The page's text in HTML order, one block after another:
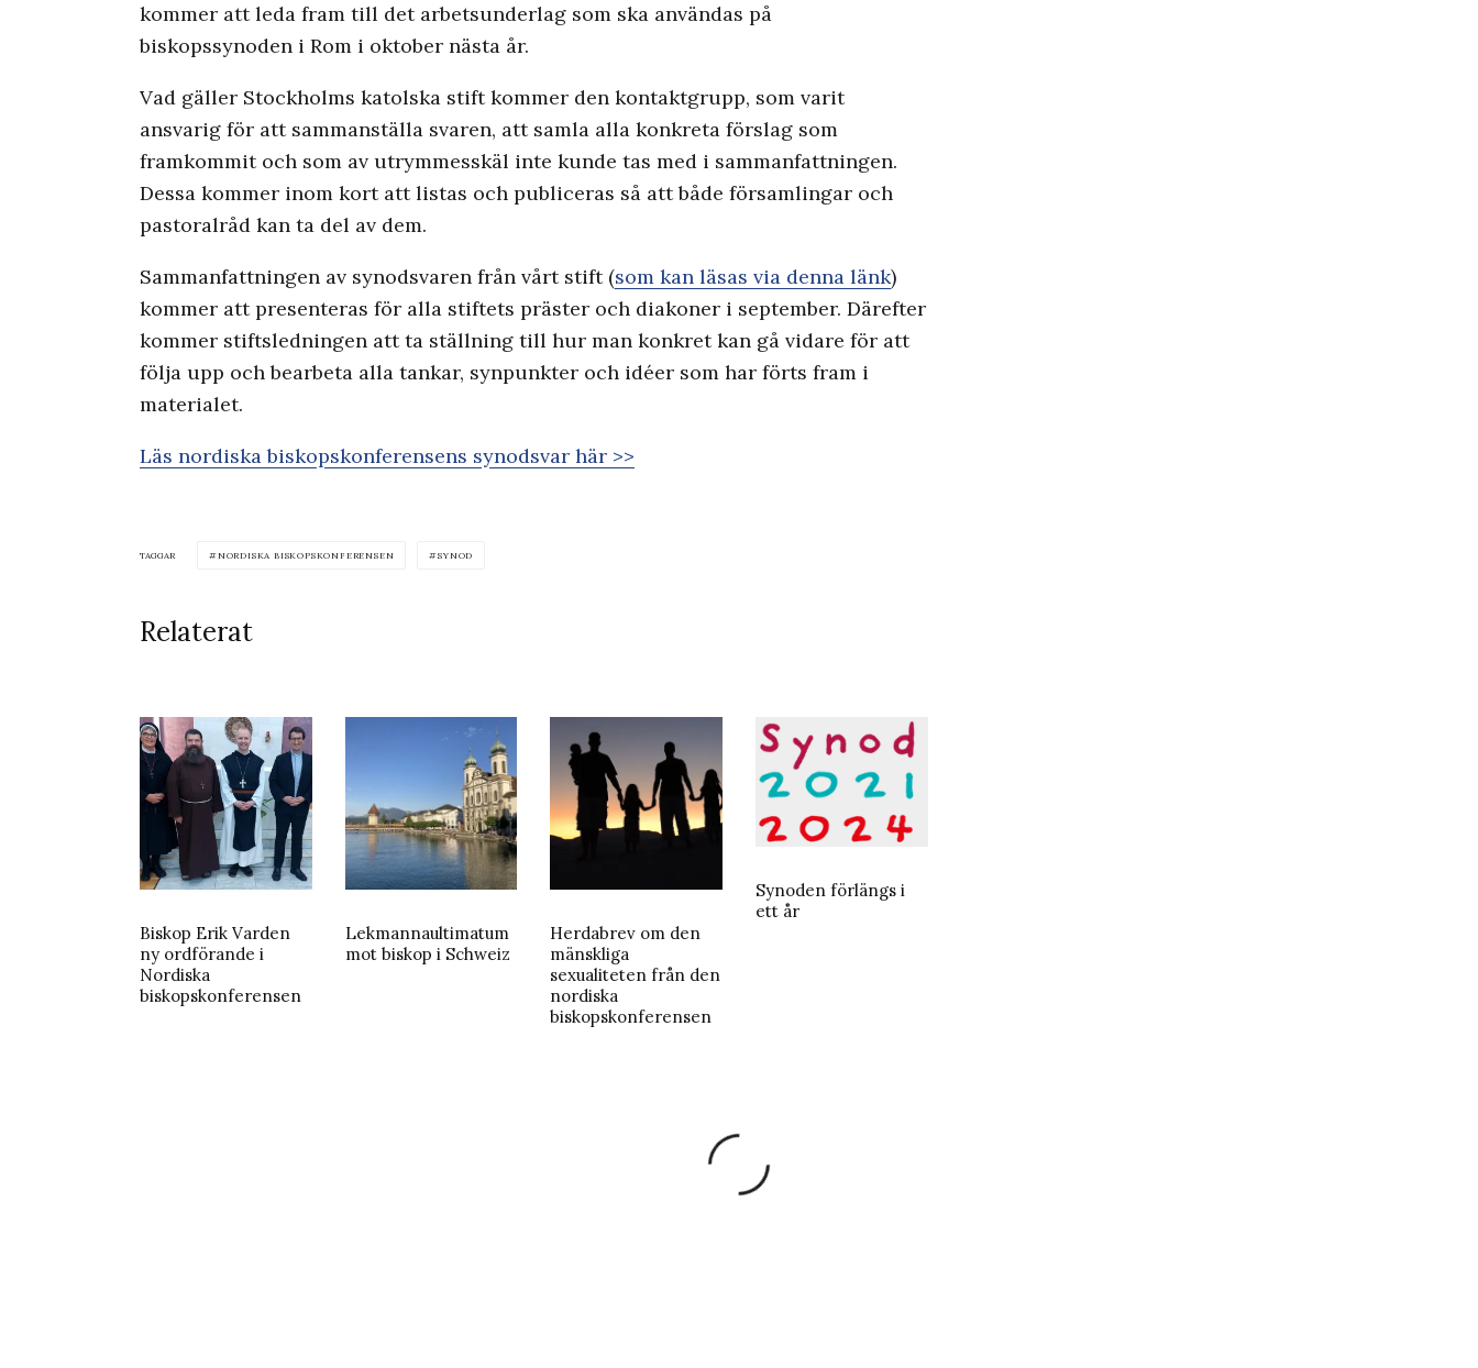
kommer att leda fram till det arbetsunderlag som ska användas på
biskopssynoden i Rom i oktober nästa år.
Vad gäller Stockholms katolska stift kommer den kontaktgrupp, som varit
ansvarig för att sammanställa svaren, att samla alla konkreta förslag som
framkommit och som av utrymmesskäl inte kunde tas med i sammanfattningen.
Dessa kommer inom kort att listas och publiceras så att både församlingar och
pastoralråd kan ta del av dem.
Sammanfattningen av synodsvaren från vårt stift (som kan läsas via denna länk)
kommer att presenteras för alla stiftets präster och diakoner i september. Därefter
kommer stiftsledningen att ta ställning till hur man konkret kan gå vidare för att
följa upp och bearbeta alla tankar, synpunkter och idéer som har förts fram i
materialet.
Läs nordiska biskopskonferensens synodsvar här >>
TAGGAR NORDISKA BISKOPSKONFERENSEN SYNOD
Relaterat
Biskop Erik Varden
ny ordförande i
Nordiska
biskopskonferensen
Lekmannaultimatum
mot biskop i Schweiz
Herdabrev om den
mänskliga
sexualiteten från den
nordiska
biskopskonferensen
Synoden förlängs i
ett år